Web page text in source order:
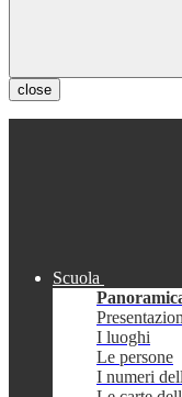
close
Scuola
I luoghi
Le persone
I numeri